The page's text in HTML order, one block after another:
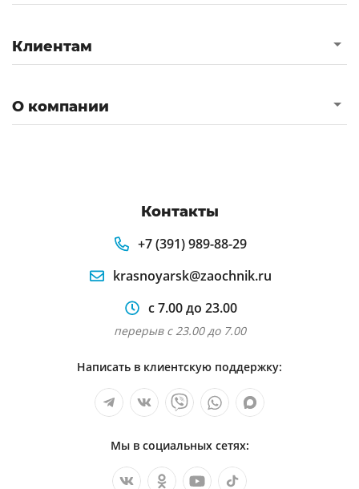
Клиентам
О компании
Контакты
+7 (391) 989-88-29
krasnoyarsk@zaochnik.ru
с 7.00 до 23.00
перерыв с 23.00 до 7.00
Написать в клиентскую поддержку:
Мы в социальных сетях: